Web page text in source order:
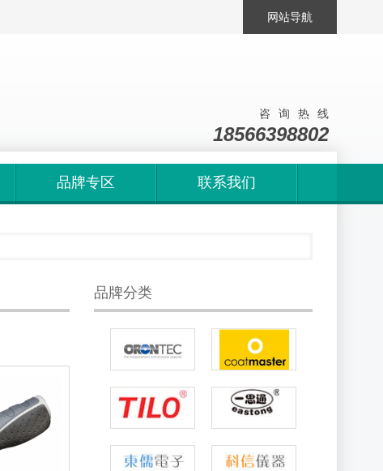
网站导航
咨询热线
18566398802
品牌专区 联系我们
品牌分类